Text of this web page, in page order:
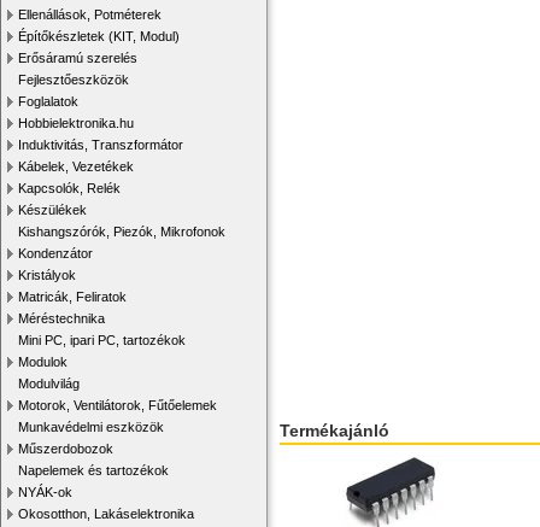
Ellenállások, Potméterek
Építőkészletek (KIT, Modul)
Erősáramú szerelés
Fejlesztőeszközök
Foglalatok
Hobbielektronika.hu
Induktivitás, Transzformátor
Kábelek, Vezetékek
Kapcsolók, Relék
Készülékek
Kishangszórók, Piezók, Mikrofonok
Kondenzátor
Kristályok
Matricák, Feliratok
Méréstechnika
Mini PC, ipari PC, tartozékok
Modulok
Modulvilág
Motorok, Ventilátorok, Fűtőelemek
Munkavédelmi eszközök
Műszerdobozok
Napelemek és tartozékok
NYÁK-ok
Okosotthon, Lakáselektronika
Termékajánló